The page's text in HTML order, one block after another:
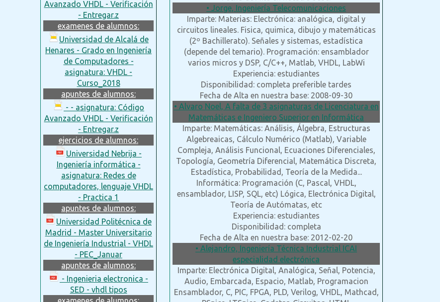
Avanzado VHDL - Verificación
- Entregar.z
examenes de alumnos:
Universidad de Alcalá de
Henares - Grado en Ingeniería
de Computadores -
asignatura: VHDL -
Curso_2018
apuntes de alumnos:
- - asignatura: Código
Avanzado VHDL - Verificación
- Entregar.z
ejercicios de alumnos:
Universidad Nebrija -
Ingeniería informática -
asignatura: Redes de
computadores, lenguaje VHDL
- Practica 1
apuntes de alumnos:
Universidad Politécnica de
Madrid - Master Universitario
de Ingeniería Industrial - VHDL
- PEC_Januar
apuntes de alumnos:
- Ingenieria electronica -
SED - vhdl tipos
• Jorge, Ingeniería Telecomunicaciones
Imparte: Materias: Electrónica: analógica, digital y
circuitos lineales. Fisica, quimica, dibujo y matemáticas
(2º Bachillerato). Señales y sistemas, estadística
(depende del temario). Programación: ensamblador
varios micros y DSP, C/C++, Matlab, VHDL, LabWi
Experiencia: estudiantes
Disponibilidad: completa preferible tardes
Fecha de Alta en nuestra base: 2008-09-30
• Alvaro Noel, A falta de 3 asignaturas de Licenciatura en
Matemáticas e Ingeniero Superior en Informática
Imparte: Matemáticas: Análisis, Álgebra, Estructuras
Algebreaicas, Cálculo Numérico (Matlab), Variable
Compleja, Análisis Funcional, Ecuaciones Diferenciales,
Topología, Geometría Diferencial, Matemática Discreta,
Estadística, Probabilidad, Teoría de la Medida...
Informática: Programación (C, Pascal, VHDL,
ensamblador, LISP, SQL, etc) Lógica, Electrónica Digital,
Teoría de Autómatas, etc
Experiencia: estudiantes
Disponibilidad: completa
Fecha de Alta en nuestra base: 2012-02-20
• Alejandro, Ingeniería Técnica Industrial ICAI
especialidad electrónica
Imparte: Electrónica Digital, Analógica, Señal, Potencia,
Audio, Embarcada, Espacio, Matlab, Programacion
Ensamblador, C, PIC, FPGA, PLD, Verilog, VHDL, Mathcad,